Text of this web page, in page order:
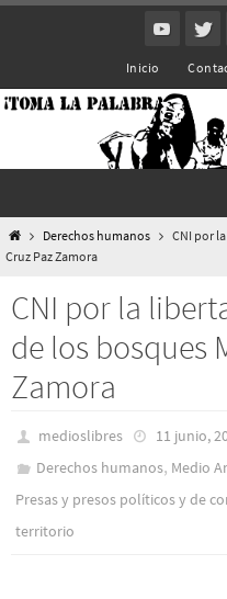
Inicio
InicioDerechos humanos
CNI por
Cruz Paz Zamora
CNI por la
de los bosques
Zamora
medioslibres
11 junio,
Derechos humanos, Medio
Presas y presos polí­ticos y de
territorio